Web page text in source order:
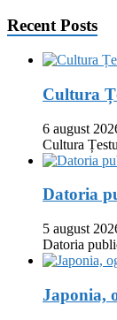
Recent Posts
Cultura
6 august
Cultura
Datoria
5 august
Datoria
Japonia,